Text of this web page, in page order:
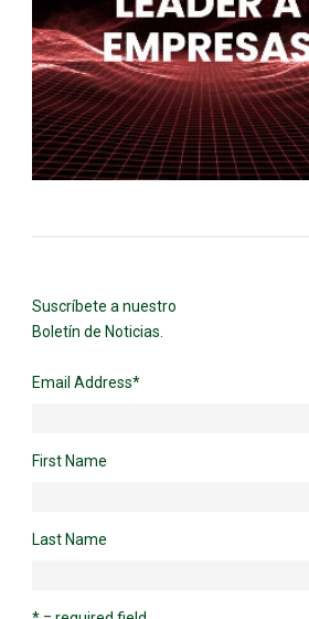
Suscríbete a nuestro
Boletín de Noticias.
Email Address*
First Name
Last Name